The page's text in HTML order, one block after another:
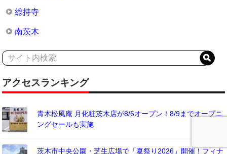
総持寺
南茨木
アクセスランキング
青木松風庵 月化粧茨木店が8/6オープン！8/9までオープニ
ングセールも実施
茨木市中央公園・芝生広場で「夏祭り2026」開催！フィナ